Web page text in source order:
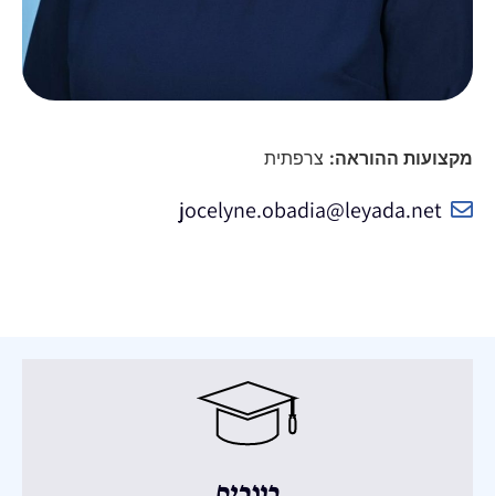
מקצועות ההוראה: צרפתית
jocelyne.obadia@leyada.net